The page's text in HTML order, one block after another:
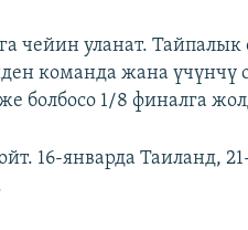
чейин уланат.
команда жана үчүнчү
болбосо 1/8 финалга
16-январда Таиланд,